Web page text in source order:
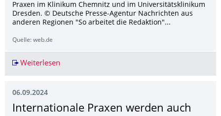
Praxen im Klinikum Chemnitz und im Universitätsklinikum
Dresden. © Deutsche Presse-Agentur Nachrichten aus
anderen Regionen "So arbeitet die Redaktion"...
Quelle: web.de
Weiterlesen
06.09.2024
Internationale Praxen werden auch